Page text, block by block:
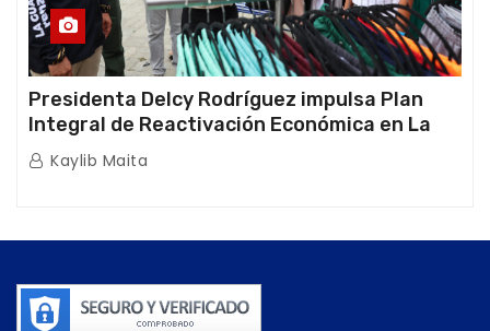
Presidenta Delcy Rodríguez impulsa Plan
Integral de Reactivación Económica en La
Guaira
Kaylib Maita